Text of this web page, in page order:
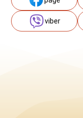
viber